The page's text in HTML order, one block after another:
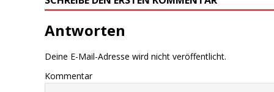
Antworten
Deine E-Mail-Adresse wird nicht veröffentlicht.
Kommentar